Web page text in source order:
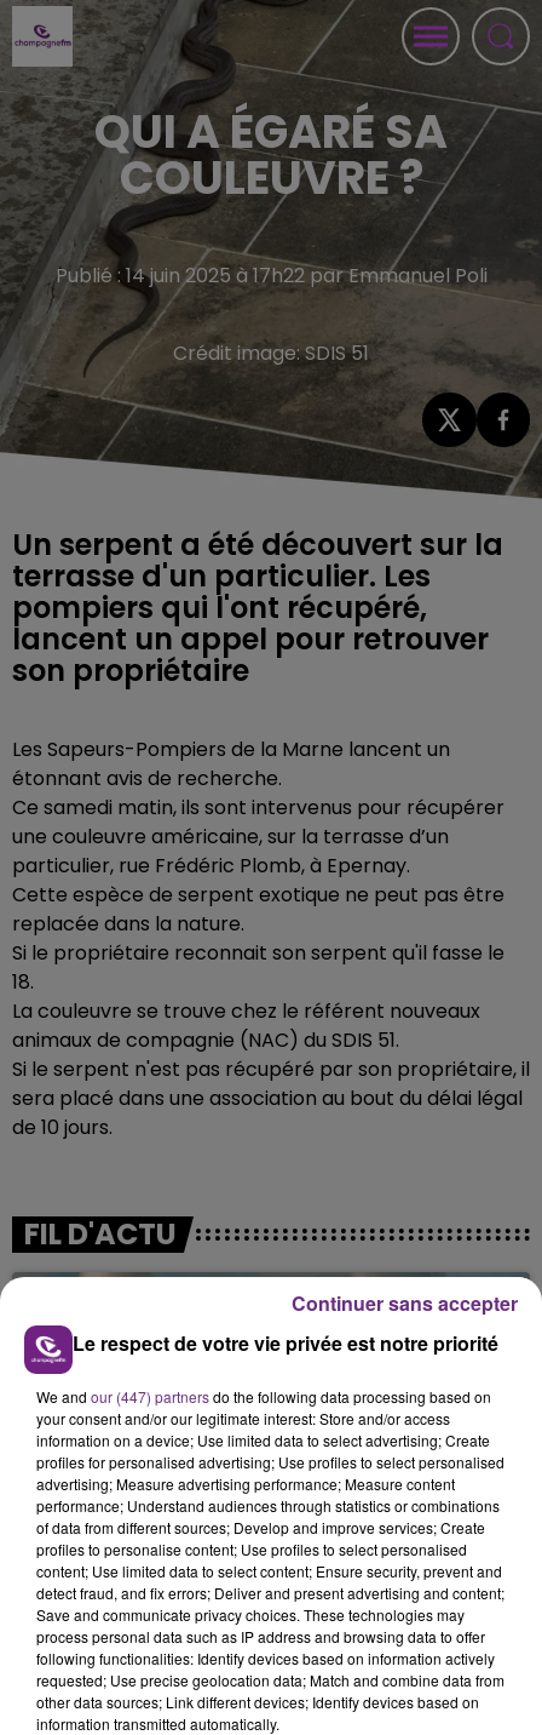
QUI A ÉGARÉ SA
COULEUVRE ?
Publié : 14 juin 2025 à 17h22 par Emmanuel Poli
Crédit image:SDIS 51
Un serpent a été découvert sur la
terrasse d'un particulier. Les
pompiers qui l'ont récupéré,
lancent un appel pour retrouver
son propriétaire
Les Sapeurs-Pompiers de la Marne lancent un
étonnant avis de recherche.
Ce samedi matin, ils sont intervenus pour récupérer
une couleuvre américaine, sur la terrasse d’un
particulier, rue Frédéric Plomb, à Epernay.
Cette espèce de serpent exotique ne peut pas être
replacée dans la nature.
Si le propriétaire reconnait son serpent qu'il fasse le
18.
La couleuvre se trouve chez le référent nouveaux
animaux de compagnie (NAC) du SDIS 51.
Si le serpent n'est pas récupéré par son propriétaire, il
sera placé dans une association au bout du délai légal
de 10 jours.
FIL D'ACTU
11h37
LA CENTRALE NUCLÉAIRE DE CHOOZ
TOUJOURS À L'ARRÊT
Cela fait déjà une semaine que la centrale
nucléaire ardennaise est à l'arrêt. Une situation
justifiée par la sécheresse intense qui est toujours
présente.
Le respect de votre vie privée est notre priorité
We and our (447) partnersdo the following data processing based on
your consent and/or our legitimate interest: Store and/or access
information on a device; Use limited data to select advertising; Create
profiles for personalised advertising; Use profiles to select personalised
advertising; Measure advertising performance; Measure content
performance; Understand audiences through statistics or combinations
of data from different sources; Develop and improve services; Create
profiles to personalise content; Use profiles to select personalised
content; Use limited data to select content; Ensure security, prevent and
detect fraud, and fix errors; Deliver and present advertising and content;
Save and communicate privacy choices. These technologies may
process personal data such as IP address and browsing data to offer
following functionalities: Identify devices based on information actively
requested; Use precise geolocation data; Match and combine data from
other data sources; Link different devices; Identify devices based on
information transmitted automatically.
Continuer sans accepter